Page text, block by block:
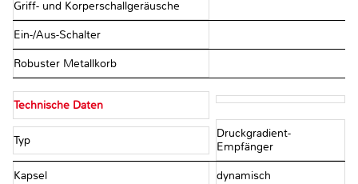
Griff- und Korperschallgeräusche
Ein-/Aus-Schalter
Robuster Metallkorb
Technische Daten
Typ
Druckgradient-
Empfänger
Kapsel dynamisch